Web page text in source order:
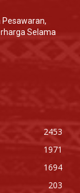
Pesawaran,
Selama
2453
1971
1694
203